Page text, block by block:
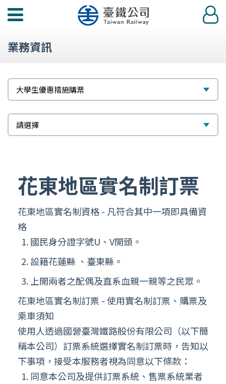
功
選
登
入
業務資訊
題
大學生優惠措施購票
標
請選擇
花東地區實名制訂票
花東地區實名制資格 - 凡符合其中一項即具備資
格
國民身分證字號U、V開頭。
設籍花蓮縣 、臺東縣。
上開兩者之配偶及直系血親一親等之民眾。
花東地區實名制訂票 - 使用實名制訂票、購票及
乘車須知
使用人透過國營臺灣鐵路股份有限公司（以下簡
稱本公司）訂票系統選擇實名制訂票時，告知以
下事項，接受本服務者視為同意以下條款：
同意本公司及提供訂票系統、售票系統業者